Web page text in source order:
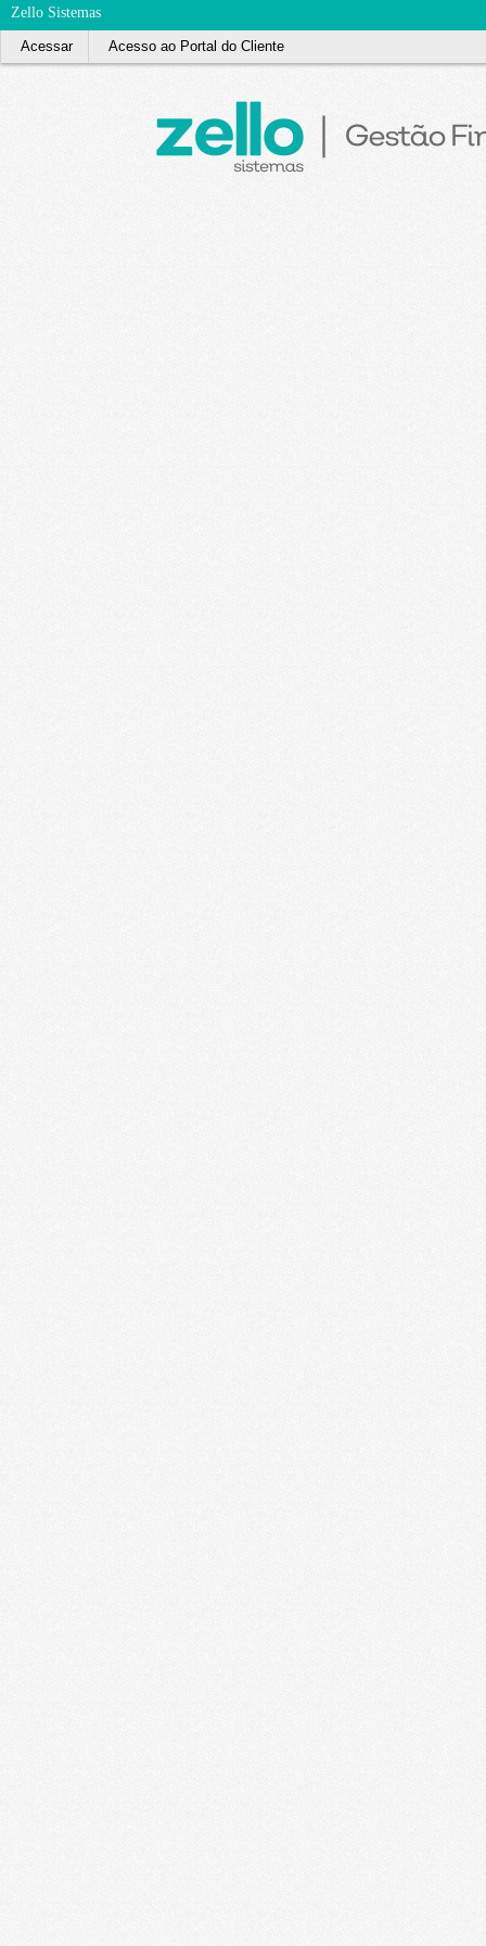
Zello Sistemas
Acessar Acesso ao Portal do Cliente